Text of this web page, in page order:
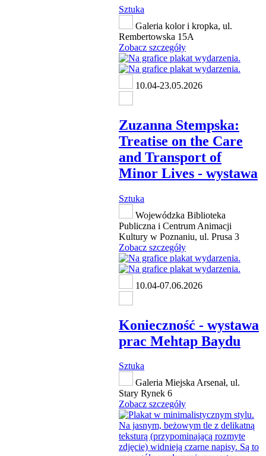
Sztuka
Galeria kolor i kropka, ul.
Rembertowska 15A
Zobacz szczegóły
10.04-23.05.2026
Zuzanna Stempska:
Treatise on the Care
and Transport of
Minor Lives - wystawa
Sztuka
Wojewódzka Biblioteka
Publiczna i Centrum Animacji
Kultury w Poznaniu, ul. Prusa 3
Zobacz szczegóły
10.04-07.06.2026
Konieczność - wystawa
prac Mehtap Baydu
Sztuka
Galeria Miejska Arsenał, ul.
Stary Rynek 6
Zobacz szczegóły